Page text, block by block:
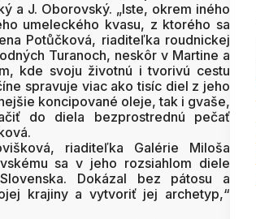
a J. Oborovský. „Iste, okrem iného
umeleckého kvasu, z ktorého sa
Potůčková, riaditeľka roudnickej
Turanoch, neskôr v Martine a
kde svoju životnú i tvorivú cestu
spravuje viac ako tisíc diel z jeho
koncipované oleje, tak i gvaše,
do diela bezprostrednú pečať
riaditeľka Galérie Miloša
sa v jeho rozsiahlom diele
Dokázal bez pátosu a
krajiny a vytvoriť jej archetyp,“